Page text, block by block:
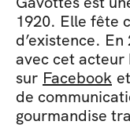
1920. Elle fête
d’existence.
avec cet
sur Facebook et
de
gourmandise